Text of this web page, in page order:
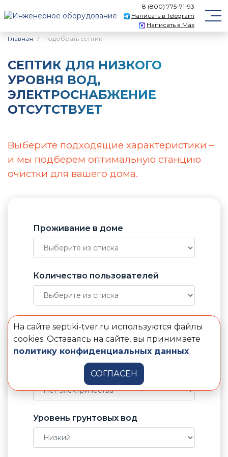
8 (800) 775-71-93
Написать в Telegram
Написать в Max
Главная
Подобрать септик
CЕПТИК ДЛЯ НИЗКОГО
УРОВНЯ ВОД,
ЭЛЕКТРОСНАБЖЕНИЕ
ОТСУТСТВУЕТ
Выберите подходящие характеристики –
и мы подберем оптимальную станцию
очистки для вашего дома.
Проживание в доме
Количество пользователей
Отвод воды от септика
Электричество в доме
Уровень грунтовых вод
На сайте septiki-tver.ru используются файлы
cookies. Оставаясь на сайте, вы принимаете
политику конфиденциальных данных
СОГЛАСЕН